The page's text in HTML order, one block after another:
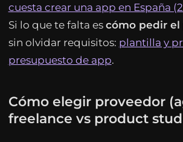
cuesta crear una app en España
Si lo que te falta es cómo pedir
sin olvidar requisitos: plantilla y
presupuesto de app.
Cómo elegir proveedor
freelance vs product